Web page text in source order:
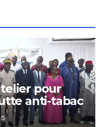
pour
anti-tabac